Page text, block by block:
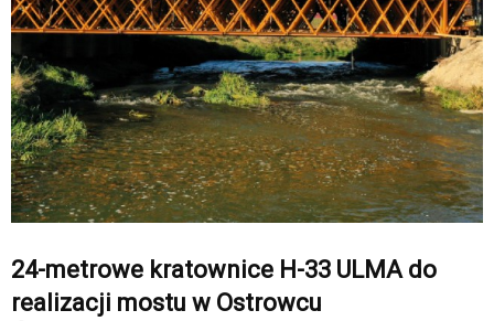
24-metrowe kratownice H-33 ULMA do
realizacji mostu w Ostrowcu